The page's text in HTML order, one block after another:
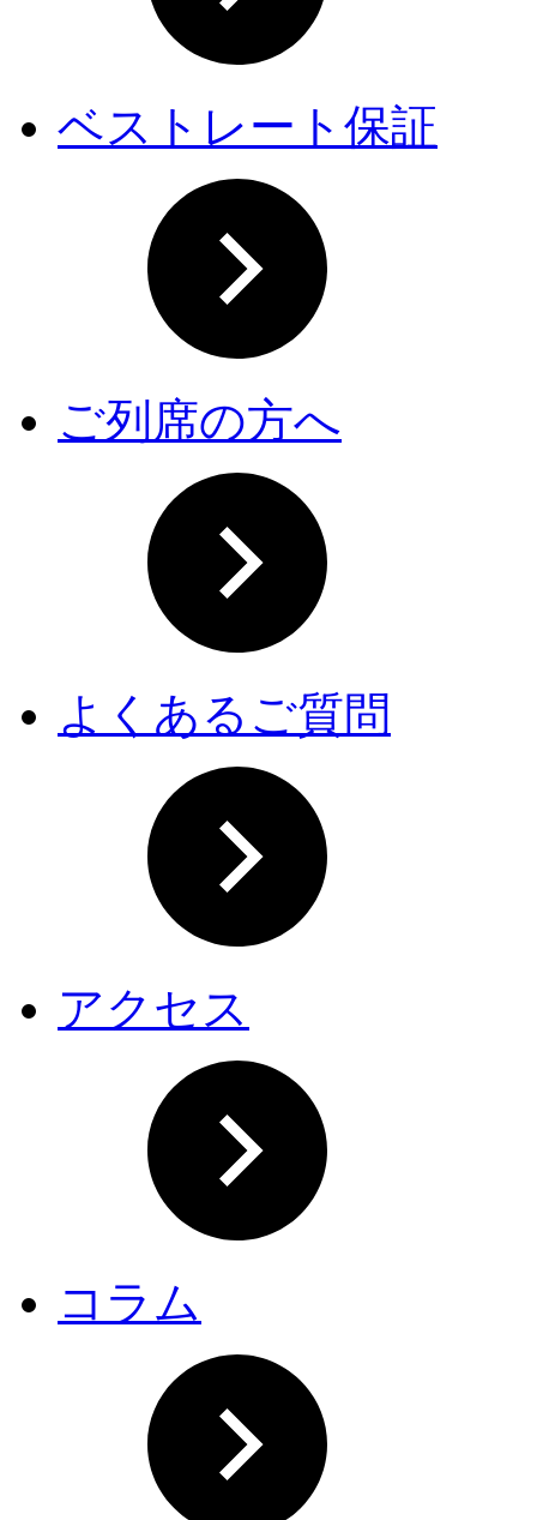
ベストレート保証
ご列席の方へ
よくあるご質問
アクセス
コラム